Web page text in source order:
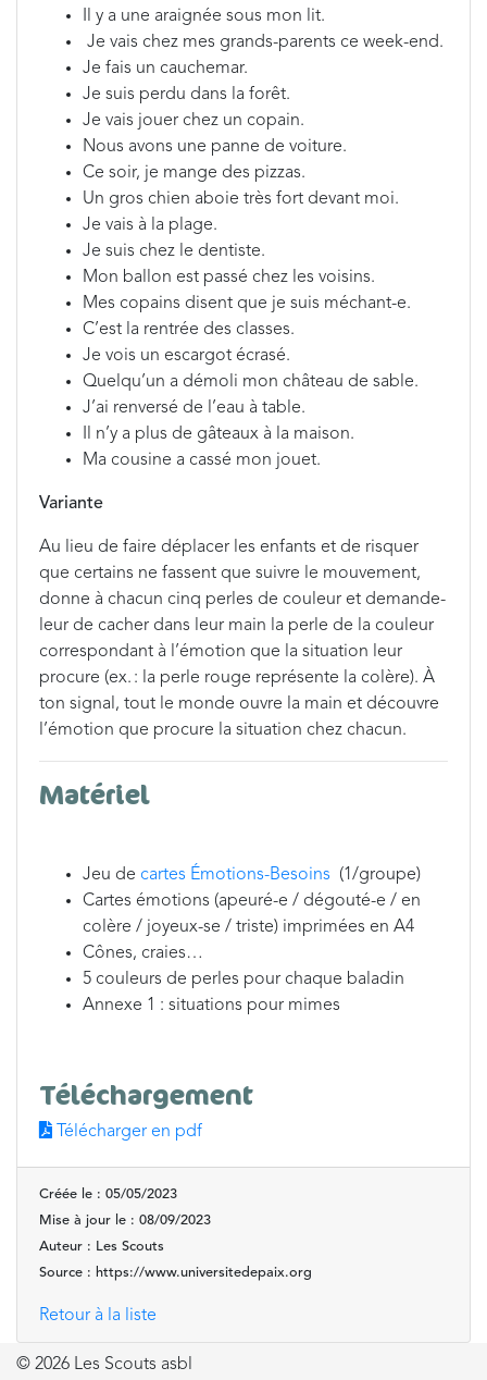
Il y a une araignée sous mon lit.
Je vais chez mes grands-parents ce week-end.
Je fais un cauchemar.
Je suis perdu dans la forêt.
Je vais jouer chez un copain.
Nous avons une panne de voiture.
Ce soir, je mange des pizzas.
Un gros chien aboie très fort devant moi.
Je vais à la plage.
Je suis chez le dentiste.
Mon ballon est passé chez les voisins.
Mes copains disent que je suis méchant-e.
C’est la rentrée des classes.
Je vois un escargot écrasé.
Quelqu’un a démoli mon château de sable.
J’ai renversé de l’eau à table.
Il n’y a plus de gâteaux à la maison.
Ma cousine a cassé mon jouet.
Variante
Au lieu de faire déplacer les enfants et de risquer
que certains ne fassent que suivre le mouvement,
donne à chacun cinq perles de couleur et demande-
leur de cacher dans leur main la perle de la couleur
correspondant à l’émotion que la situation leur
procure (ex. : la perle rouge représente la colère). À
ton signal, tout le monde ouvre la main et découvre
l’émotion que procure la situation chez chacun.
Matériel
Jeu de cartes Émotions-Besoins (1/groupe)
Cartes émotions (apeuré-e / dégouté-e / en
colère / joyeux-se / triste) imprimées en A4
Cônes, craies…
5 couleurs de perles pour chaque baladin
Annexe 1 : situations pour mimes
Téléchargement
Télécharger en pdf
Créée le : 05/05/2023
Mise à jour le : 08/09/2023
Auteur : Les Scouts
Source : https://www.universitedepaix.org
Retour à la liste
© 2026 Les Scouts asbl